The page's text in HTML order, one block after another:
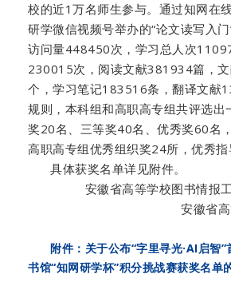
校的近1万名师生参与。通过知网在
研学微信视频号举办的“论文读写入门
访问量448450次，学习总人次
230015次，阅读文献381934篇，
个，学习笔记183516条，翻译文献
规则，本科组和高职高专组共评选出
奖20名、三等奖40名、优秀奖60名
高职高专组优秀组织奖24所，优秀指
具体获奖名单详见附件。
安徽省高等学校图书
安徽省
附件：关于公布“字里寻光·AI启智
书馆“知网研学杯”积分挑战赛获奖名单